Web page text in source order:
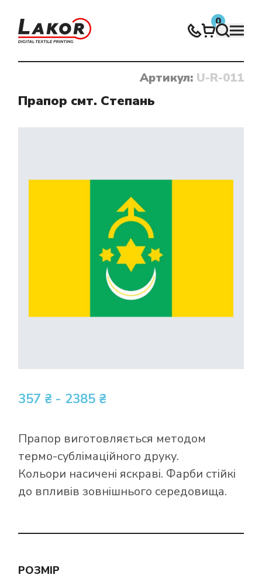
0
Нічого не знайдено
Артикул: U-R-011
Прапор смт. Степань
357 ₴ - 2385 ₴
Прапор виготовляється методом
термо-сублімаційного друку.
Кольори насичені яскраві. Фарби стійкі
до впливів зовнішнього середовища.
РОЗМІР